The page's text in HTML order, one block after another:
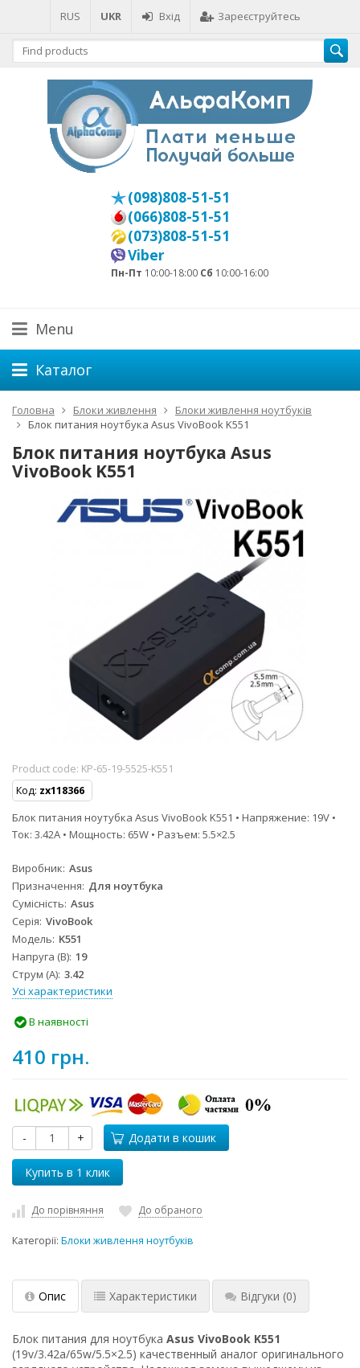
RUS UKR Вхід Зареєструйтесь
(098)808-51-51
(066)808-51-51
(073)808-51-51
Viber
Пн-Пт 10:00-18:00 Сб 10:00-16:00
Menu
Каталог
Головна Блоки живлення
Блоки живлення ноутбуків
Блок питания ноутбука Asus VivoBook K551
Блок питания ноутбука Asus
VivoBook K551
Product code: KP-65-19-5525-K551
Код: zx118366
Блок питания ноутубка Asus VivoBook K551 • Напряжение: 19V •
Ток: 3.42A • Мощность: 65W • Разъем: 5.5×2.5
Виробник Asus
Призначення Для ноутбука
Сумісність Asus
Серія VivoBook
Модель K551
Напруга (В) 19
Струм (А) 3.42
Усі характеристики
В наявності
410 грн.
- + Додати в кошик
До порівняння До обраного
Категорії: Блоки живлення ноутбуків
Опис Характеристики Відгуки (0)
Блок питания для ноутбука Asus VivoBook K551
(19v/3.42a/65w/5.5×2.5) качественный аналог оригинального